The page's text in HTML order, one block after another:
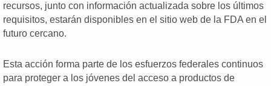
recursos, junto con información actualizada sobre los últimos
requisitos, estarán disponibles en el sitio web de la FDA en el
futuro cercano.
Esta acción forma parte de los esfuerzos federales continuos
para proteger a los jóvenes del acceso a productos de